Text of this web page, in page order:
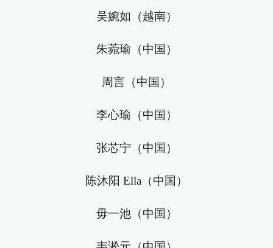
吴婉如（越南）
朱菀瑜（中国）
周言（中国）
李心瑜（中国）
张芯宁（中国）
陈沐阳 Ella（中国）
毋一池（中国）